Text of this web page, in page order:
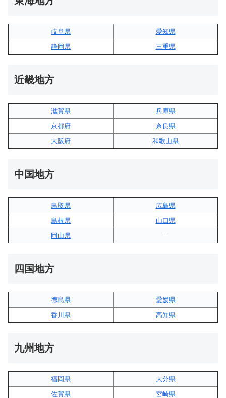
岐阜県
愛知県
静岡県
三重県
近畿地方
滋賀県
兵庫県
京都府
奈良県
大阪府
和歌山県
中国地方
鳥取県
広島県
島根県
山口県
岡山県
–
四国地方
徳島県
愛媛県
香川県
高知県
九州地方
福岡県
大分県
佐賀県
宮崎県